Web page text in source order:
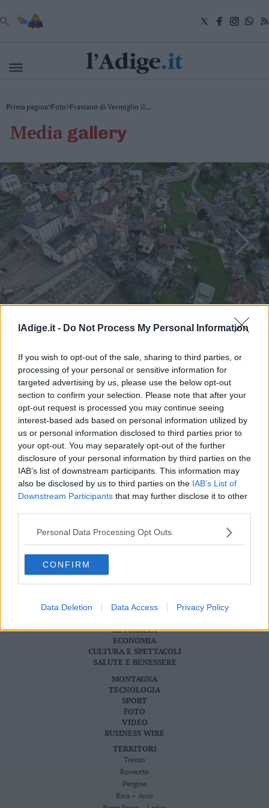
lAdige.it - Do Not Process My Personal Information
If you wish to opt-out of the sale, sharing to third parties, or
processing of your personal or sensitive information for
targeted advertising by us, please use the below opt-out
section to confirm your selection. Please note that after your
opt-out request is processed you may continue seeing
interest-based ads based on personal information utilized by
us or personal information disclosed to third parties prior to
your opt-out. You may separately opt-out of the further
disclosure of your personal information by third parties on the
IAB’s list of downstream participants. This information may
also be disclosed by us to third parties on the IAB’s List of
Downstream Participants that may further disclose it to other
Personal Data Processing Opt Outs
CONFIRM
Data Deletion Data Access Privacy Policy
VAI
Attualità
Economia
Cultura
Spettacoli
Salute
e
Benessere
Montagna
Tecnologia
Sport
Foto
Wire
Territori
Trento
Pergine
Riva
Arco
Basso
Sarca
Ledro
Lavis
Rotaliana
Valsugana
Primiero
Sole
Prima pagina>Foto>Fraviano di Vermiglio il...
media gallery
Fraviano di Vermiglio il giorno dopo
il rogo: ecco cosa resta delle case
sventrate
Isidoro Bertolini
S.I.E. S.P.A. - SOCIETÀ INIZIATIVE EDITORIALI - VIA MISSIONI
AFRICANE N. 17 - 38121 TRENTO - P.I. 01568000226
Cookie Policy
ATTUALITÀ
ECONOMIA
CULTURA E SPETTACOLI
SALUTE E BENESSERE
MONTAGNA
TECNOLOGIA
SPORT
FOTO
VIDEO
BUSINESS WIRE
TERRITORI
Trento
Rovereto
Pergine
Riva – Arco